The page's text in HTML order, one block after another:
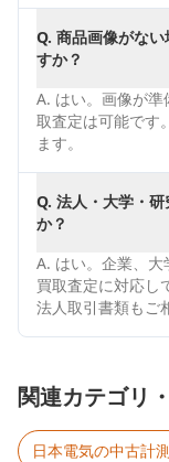
Q. 商品画像がな
すか？
A. はい。画像が
取査定は可能です
ます。
Q. 法人・大学・
か？
A. はい。企業、大
買取査定に対応し
法人取引書類もご
関連カテゴリ
日本電気の中古計